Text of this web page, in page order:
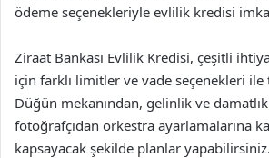
ödeme seçenekleriyle evlilik kredisi
Ziraat Bankası Evlilik Kredisi, çeşitli
için farklı limitler ve vade seçenekleri ile
Düğün mekanından, gelinlik ve
fotoğrafçıdan orkestra ayarlamalarına
kapsayacak şekilde planlar